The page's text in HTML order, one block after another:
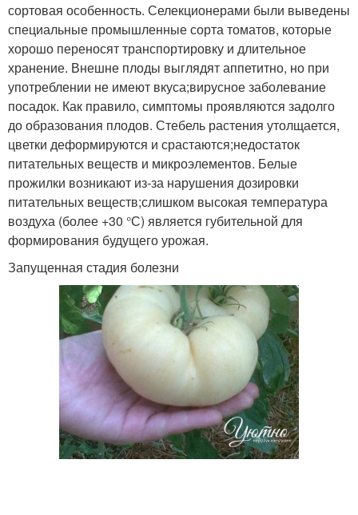
сортовая особенность. Селекционерами были выведены
специальные промышленные сорта томатов, которые
хорошо переносят транспортировку и длительное
хранение. Внешне плоды выглядят аппетитно, но при
употреблении не имеют вкуса;вирусное заболевание
посадок. Как правило, симптомы проявляются задолго
до образования плодов. Стебель растения утолщается,
цветки деформируются и срастаются;недостаток
питательных веществ и микроэлементов. Белые
прожилки возникают из-за нарушения дозировки
питательных веществ;слишком высокая температура
воздуха (более +30 °С) является губительной для
формирования будущего урожая.
Запущенная стадия болезни